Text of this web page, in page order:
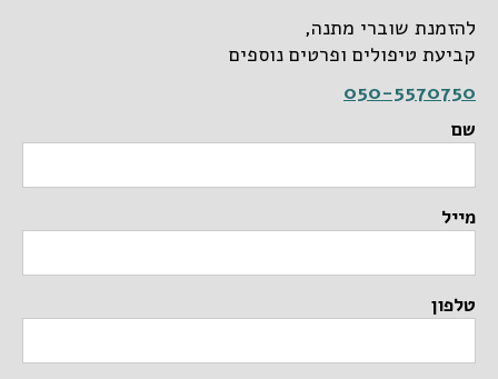
להזמנת שוברי מתנה,
קביעת טיפולים ופרטים נוספים
050-5570750
שם
מייל
טלפון